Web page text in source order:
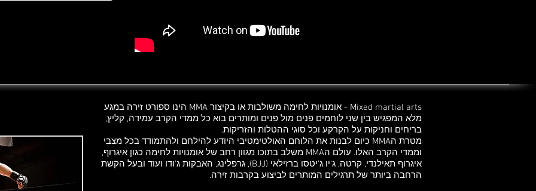
Mixed martial arts - אומנויות לחימה משולבות או בקיצור MMA הינו ספורט זירה במגע
מלא המפגיש בין שני לוחמים פנים מול פנים ומותרים בוא כל ממדי הקרב עמידה, קליץ,
בריחים וחניקות על הקרקע וכל סוגי ההטלות והזריקות.
מטרת הMMA כיום לבנות את הלוחם האולטימטיבי היודע להילחם ולהתמודד בכל מצבי
וממדי הקרב האלו. עולם הMMA משלב בתוכו מגוון רחב של אומנויות לחימה כגון איגרוף,
איגרוף תאילנדי, קרטה, ג'יו ג'יטסו ברזילאי (BJJ), גרפלינג, האבקות ג'ודו ועוד ובעל הקשת
הרחבה ביותר של תרגילים המותרים לביצוע בקרבות זירה.